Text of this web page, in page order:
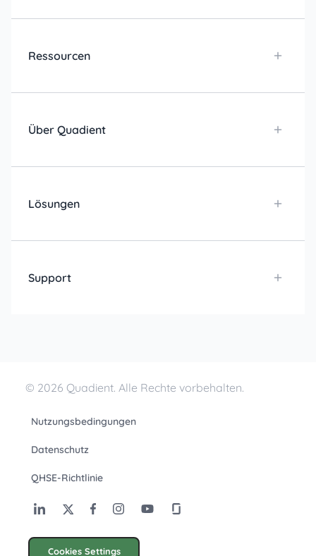
Ressourcen
Über Quadient
Lösungen
Support
© 2026 Quadient. Alle Rechte vorbehalten.
Nutzungsbedingungen
Datenschutz
QHSE-Richtlinie
Cookies Settings